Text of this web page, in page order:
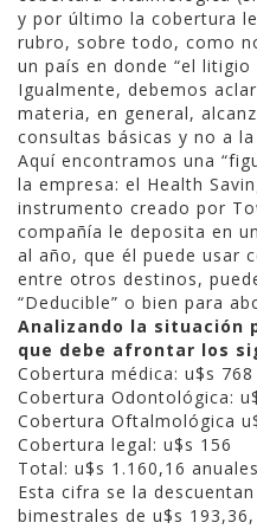
y por último la cobertura
rubro, sobre todo, como
un país en donde “el
Igualmente, debemos
materia, en general,
consultas básicas y no a
Aquí encontramos una
la empresa: el Health
instrumento creado por
compañía le deposita en
al año, que él puede usar
entre otros destinos,
“Deducible” o bien para
Analizando la situación
que debe afrontar los
Cobertura médica: u$s 768
Cobertura Odontológica:
Cobertura Oftalmológica
Cobertura legal: u$s 156
Total: u$s 1.160,16 anuales
Esta cifra se la
bimestrales de u$s